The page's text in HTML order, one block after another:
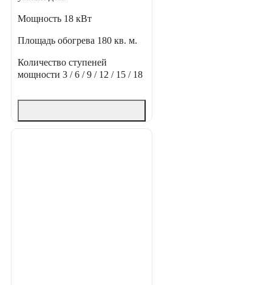
Мощность 18 кВт
Площадь обогрева 180 кв. м.
Количество ступеней
мощности 3 / 6 / 9 / 12 / 15 / 18